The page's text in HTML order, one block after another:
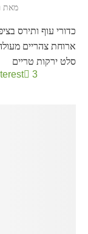
מאת
כדורי עוף ותירס
ארוחת צהריים
סלט ירקות טריים
3